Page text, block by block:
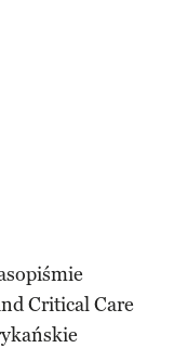
Critical Care